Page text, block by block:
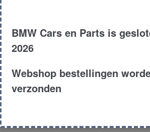
Kleur :
181
Carroserie :
BMW Cars en Parts is
2026
Webshop bestellingen
verzonden